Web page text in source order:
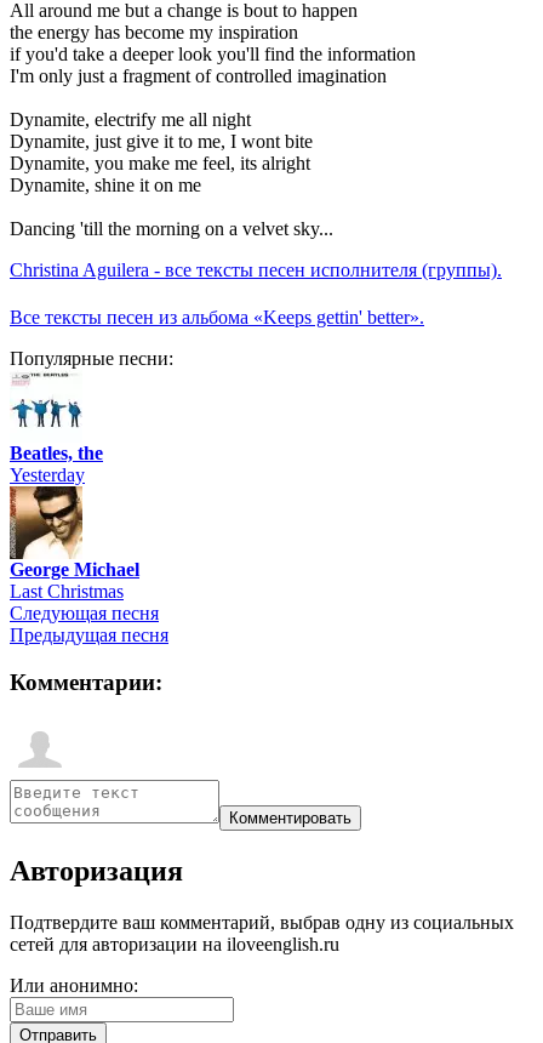
All around me but a change is bout to happen
the energy has become my inspiration
if you'd take a deeper look you'll find the information
I'm only just a fragment of controlled imagination
Dynamite, electrify me all night
Dynamite, just give it to me, I wont bite
Dynamite, you make me feel, its alright
Dynamite, shine it on me
Dancing 'till the morning on a velvet sky...
Christina Aguilera - все тексты песен исполнителя (группы).
Все тексты песен из альбома «Keeps gettin' better».
Популярные песни:
Beatles, the
Yesterday
George Michael
Last Christmas
Следующая песня
Предыдущая песня
Комментарии:
Авторизация
Подтвердите ваш комментарий, выбрав одну из социальных
сетей для авторизации на iloveenglish.ru
Или анонимно: